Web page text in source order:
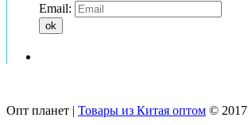
Email:
ok
Опт планет | Товары из Китая оптом © 2017